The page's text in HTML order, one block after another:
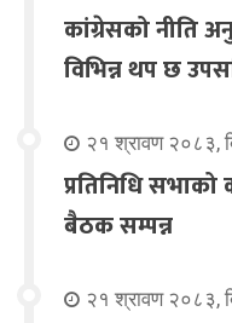
कांग्रेसको नीति
विभिन्न थप छ
२१ श्रावण २०८३,
प्रतिनिधि सभाको
बैठक सम्पन्न
२१ श्रावण २०८३,